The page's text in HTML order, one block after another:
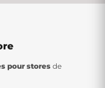
pour stores de
jouent un rôle